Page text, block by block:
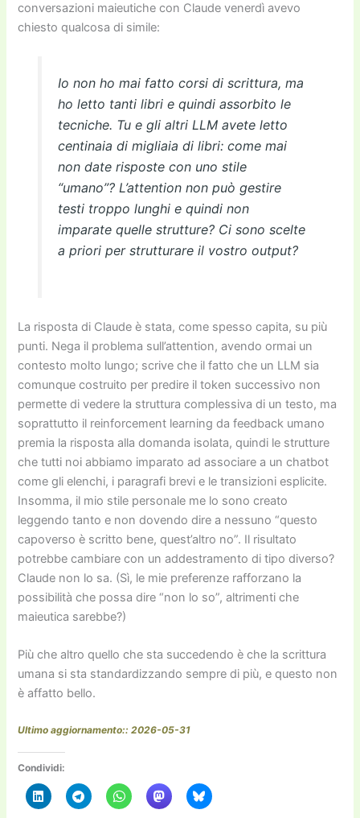
conversazioni maieutiche con Claude venerdì avevo
chiesto qualcosa di simile:
Io non ho mai fatto corsi di scrittura, ma
ho letto tanti libri e quindi assorbito le
tecniche. Tu e gli altri LLM avete letto
centinaia di migliaia di libri: come mai
non date risposte con uno stile
“umano”? L’attention non può gestire
testi troppo lunghi e quindi non
imparate quelle strutture? Ci sono scelte
a priori per strutturare il vostro output?
La risposta di Claude è stata, come spesso capita, su più
punti. Nega il problema sull’attention, avendo ormai un
contesto molto lungo; scrive che il fatto che un LLM sia
comunque costruito per predire il token successivo non
permette di vedere la struttura complessiva di un testo, ma
soprattutto il reinforcement learning da feedback umano
premia la risposta alla domanda isolata, quindi le strutture
che tutti noi abbiamo imparato ad associare a un chatbot
come gli elenchi, i paragrafi brevi e le transizioni esplicite.
Insomma, il mio stile personale me lo sono creato
leggendo tanto e non dovendo dire a nessuno “questo
capoverso è scritto bene, quest’altro no”. Il risultato
potrebbe cambiare con un addestramento di tipo diverso?
Claude non lo sa. (Sì, le mie preferenze rafforzano la
possibilità che possa dire “non lo so”, altrimenti che
maieutica sarebbe?)
Più che altro quello che sta succedendo è che la scrittura
umana si sta standardizzando sempre di più, e questo non
è affatto bello.
Ultimo aggiornamento:: 2026-05-31
Condividi: